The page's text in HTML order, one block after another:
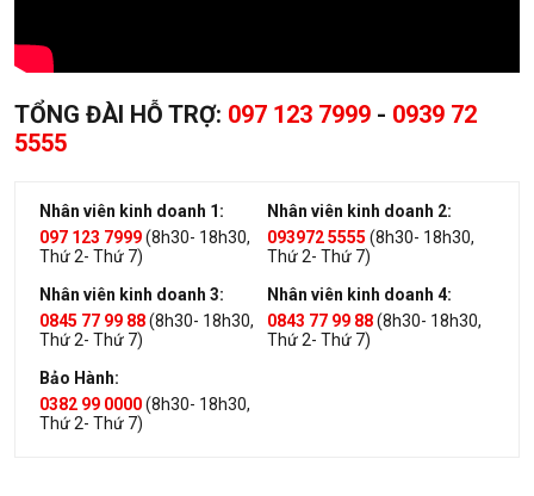
TỔNG ĐÀI HỖ TRỢ: 097 123 7999 - 0939 72
5555
Nhân viên kinh doanh 1:
097 123 7999(8h30- 18h30,
Thứ 2- Thứ 7)
Nhân viên kinh doanh 2:
093972 5555 (8h30- 18h30,
Thứ 2- Thứ 7)
Nhân viên kinh doanh 3:
0845 77 99 88(8h30- 18h30,
Thứ 2- Thứ 7)
Nhân viên kinh doanh 4:
0843 77 99 88(8h30- 18h30,
Thứ 2- Thứ 7)
Bảo Hành:
0382 99 0000(8h30- 18h30,
Thứ 2- Thứ 7)